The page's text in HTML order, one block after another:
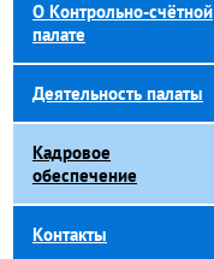
О Контрольно-счётной
палате
Деятельность палаты
Кадровое
обеспечение
Контакты